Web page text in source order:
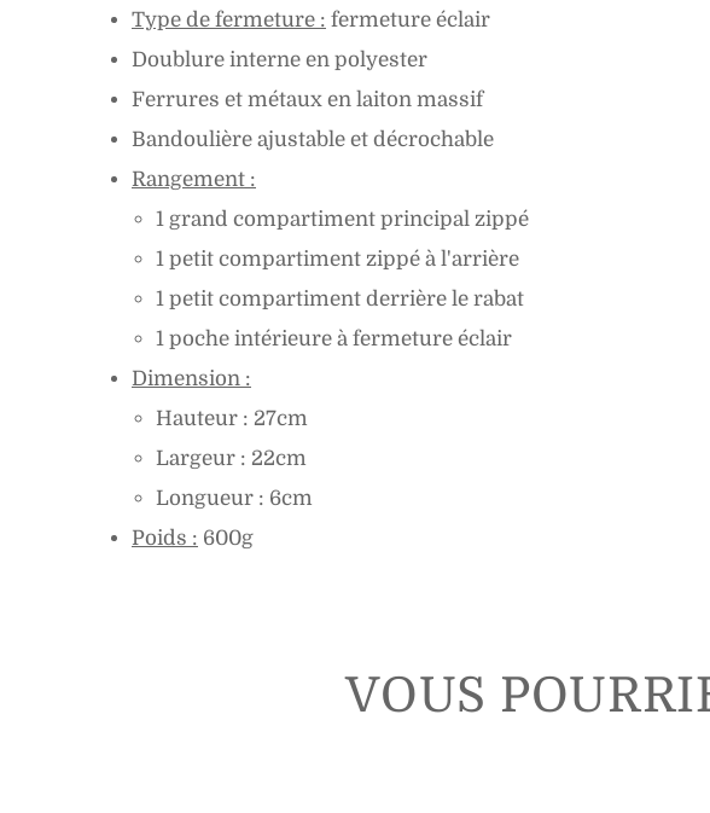
Type de fermeture : fermeture éclair
Doublure interne en polyester
Ferrures et métaux en laiton massif
Bandoulière ajustable et décrochable
Rangement :
1 grand compartiment principal zippé
1 petit compartiment zippé à l'arrière
1 petit compartiment derrière le rabat
1 poche intérieure à fermeture éclair
Dimension :
Hauteur : 27cm
Largeur : 22cm
Longueur : 6cm
Poids : 600g
VOUS